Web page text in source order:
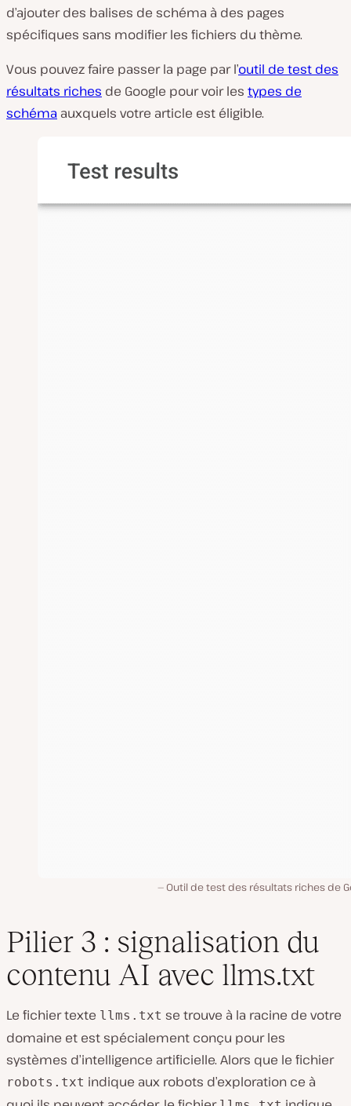
d’ajouter des balises de schéma à des pages
spécifiques sans modifier les fichiers du thème.
Vous pouvez faire passer la page par l’outil de test des
résultats riches de Google pour voir les types de
schéma auxquels votre article est éligible.
Outil de test des résultats riches de
Pilier 3 : signalisation du
contenu AI avec llms.txt
Le fichier texte llms.txt se trouve à la racine de votre
domaine et est spécialement conçu pour les
systèmes d’intelligence artificielle. Alors que le fichier
robots.txt indique aux robots d’exploration ce à